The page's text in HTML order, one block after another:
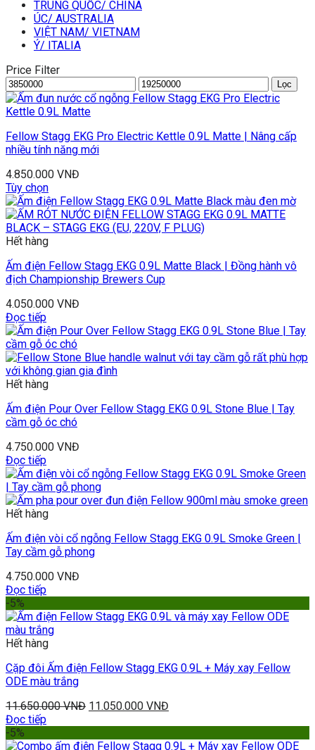
TRUNG QUỐC/ CHINA
ÚC/ AUSTRALIA
VIỆT NAM/ VIETNAM
Ý/ ITALIA
Price Filter
Giá
thấp
nhất
Giá
cao
Lọc
Fellow Stagg EKG Pro Electric Kettle 0.9L Matte | Nâng cấp
nhiều tính năng mới
4.850.000 VNĐ
Tùy chọn
Hết hàng
Ấm điện Fellow Stagg EKG 0.9L Matte Black | Đồng hành vô
địch Championship Brewers Cup
4.050.000 VNĐ
Đọc tiếp
Hết hàng
Ấm điện Pour Over Fellow Stagg EKG 0.9L Stone Blue | Tay
cầm gỗ óc chó
4.750.000 VNĐ
Đọc tiếp
Hết hàng
Ấm điện vòi cổ ngỗng Fellow Stagg EKG 0.9L Smoke Green |
Tay cầm gỗ phong
4.750.000 VNĐ
Đọc tiếp
-5%
Hết hàng
Cặp đôi Ấm điện Fellow Stagg EKG 0.9L + Máy xay Fellow
ODE màu trắng
11.650.000VNĐ 11.050.000 VNĐ
Đọc tiếp
-5%